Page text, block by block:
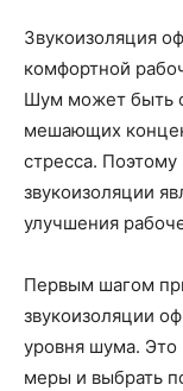
Звукоизоляция
комфортной
Шум может быть
мешающих
стресса.
звукоизоляции
улучшения
Первым шагом
звукоизоляции
уровня шума. Это
меры и выбрать